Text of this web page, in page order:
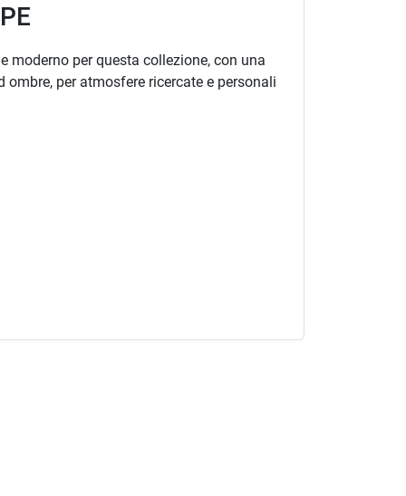
moderno per questa collezione, con una
per atmosfere ricercate e personali